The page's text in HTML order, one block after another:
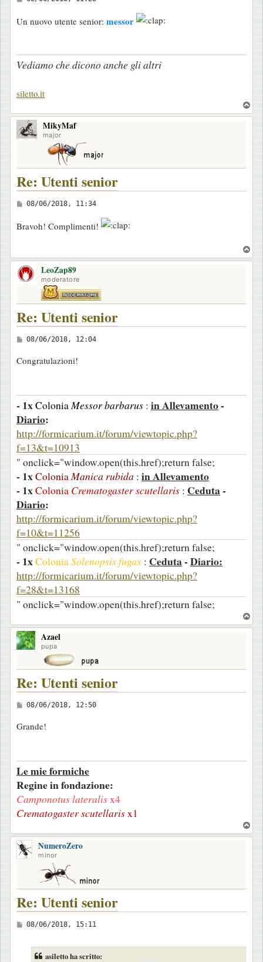
s
a
g
i
Un nuovo utente senior: messor
Vediamo che dicono anche gli altri
siletto.it
o
MikyMaf
major
Re: Utenti senior
M
s
a
g
o
08/06/2018, 11:34
Bravoh! Complimenti!
o
LeoZap89
moderatore
Re: Utenti senior
M
s
a
g
g
i
o
08/06/2018, 12:04
Congratulazioni!
- 1xColoniaMessor barbarus : in Allevamento-
Diario:
http://formicarium.it/forum/viewtopic.php?
f=13&t=10913
" onclick="window.open(this.href);return false;
- 1xColoniaManica rubida : in Allevamento
- 1xColonia Crematogaster scutellaris : Ceduta-
Diario:
http://formicarium.it/forum/viewtopic.php?
f=10&t=11256
" onclick="window.open(this.href);return false;
- 1xColoniaSolenopsis fugax : Ceduta-Diario:
http://formicarium.it/forum/viewtopic.php?
f=28&t=13168
" onclick="window.open(this.href);return false;
o
Azael
pupa
Re: Utenti senior
M
s
a
g
g
i
o
08/06/2018, 12:50
Grande!
Le mie formiche
Regine in fondazione:
Camponotus lateralisx4
Crematogaster scutellarisx1
o
NumeroZero
minor
Re: Utenti senior
M
08/06/2018, 15:11
asiletto ha scritto: